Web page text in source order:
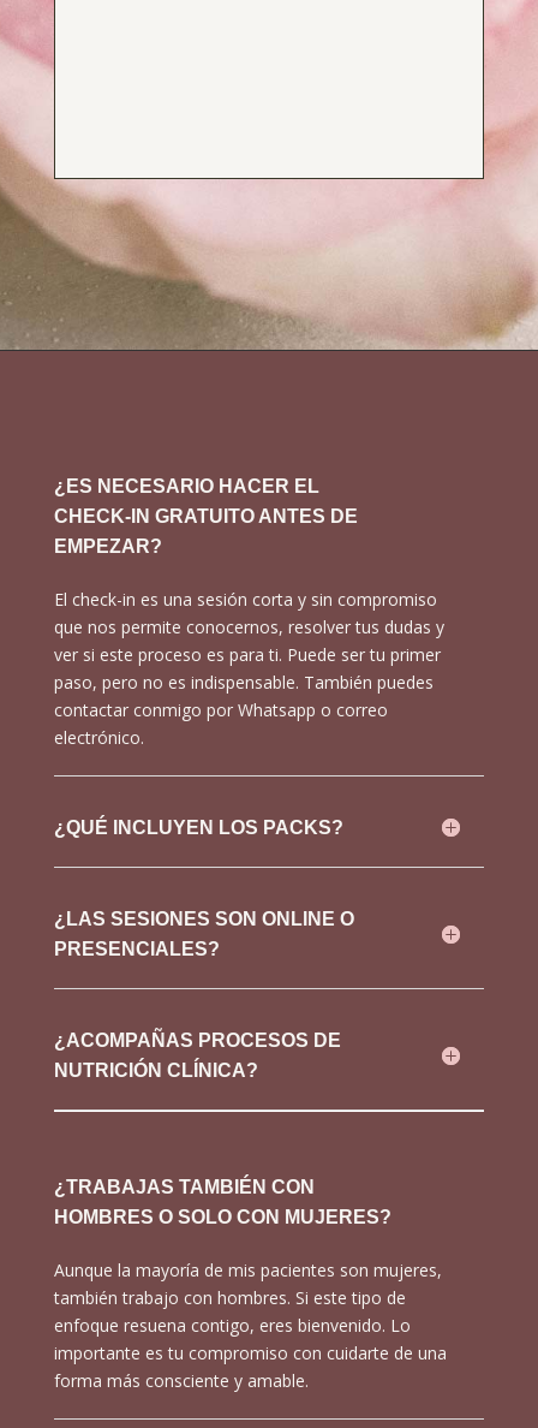
¿ES NECESARIO HACER EL
CHECK-IN GRATUITO ANTES DE
EMPEZAR?
El check-in es una sesión corta y sin compromiso
que nos permite conocernos, resolver tus dudas y
ver si este proceso es para ti. Puede ser tu primer
paso, pero no es indispensable. También puedes
contactar conmigo por Whatsapp o correo
electrónico.
¿QUÉ INCLUYEN LOS PACKS?
¿LAS SESIONES SON ONLINE O
PRESENCIALES?
¿ACOMPAÑAS PROCESOS DE
NUTRICIÓN CLÍNICA?
¿TRABAJAS TAMBIÉN CON
HOMBRES O SOLO CON MUJERES?
Aunque la mayoría de mis pacientes son mujeres,
también trabajo con hombres. Si este tipo de
enfoque resuena contigo, eres bienvenido. Lo
importante es tu compromiso con cuidarte de una
forma más consciente y amable.